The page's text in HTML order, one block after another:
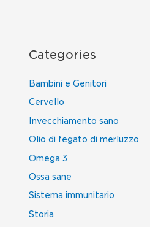
Categories
Bambini e Genitori
Cervello
Invecchiamento sano
Olio di fegato di merluzzo
Omega 3
Ossa sane
Sistema immunitario
Storia